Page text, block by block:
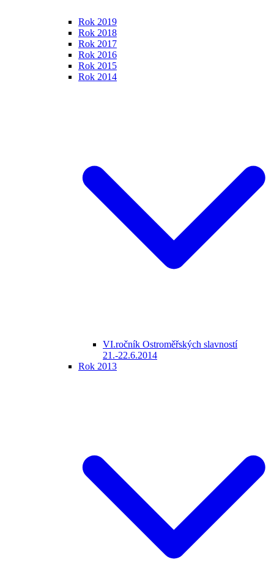
Rok 2019
Rok 2018
Rok 2017
Rok 2016
Rok 2015
Rok 2014
VI.ročník Ostroměřských slavností
21.-22.6.2014
Rok 2013